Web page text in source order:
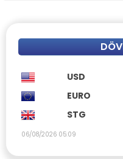
USD
EURO
STG
06/08/2026 05:09